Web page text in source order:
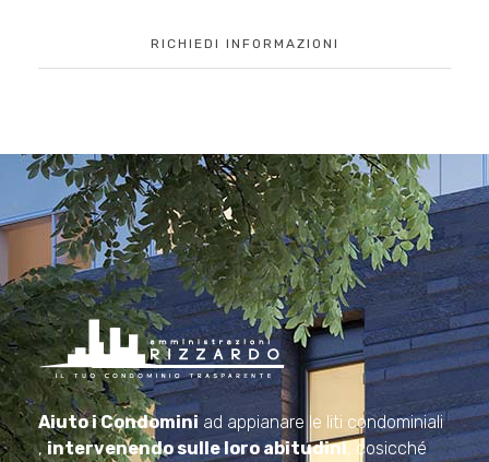
RICHIEDI INFORMAZIONI
Amministrazioni Rizzardo
Il tuo condominio trasparente
Aiuto i Condominiad appianare le liti condominiali
,intervenendo sulle loro abitudini, cosicché